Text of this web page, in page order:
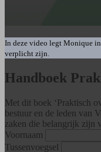
In deze video legt Monique
verplicht zijn.
Handboek
Met dit boek ‘Praktisch
bestuur en de leden van
zaken die belangrijk zijn
Voornaam
Tussenvoegsel